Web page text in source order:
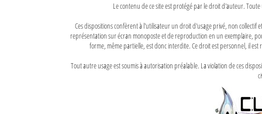
Le contenu de ce site est protégé par le droit d'auteur.
Ces dispositions confèrent à l'utilisateur un droit d'usage privé, non
représentation sur écran monoposte et de reproduction en un exemplaire,
forme, même partielle, est donc interdite. Ce droit est personnel, il
Tout autre usage est soumis à autorisation préalable. La violation de ces